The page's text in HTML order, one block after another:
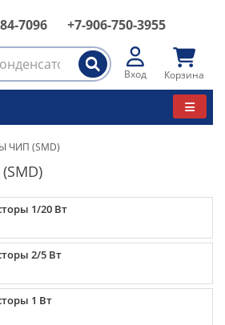
7096 +7-906-750-3955
Вход Корзина
ЧИП (SMD)
1/20 Вт
2/5 Вт
1 Вт